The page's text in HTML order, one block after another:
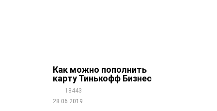
Как можно пополнить
карту Тинькофф Бизнес
18443
28.06.2019